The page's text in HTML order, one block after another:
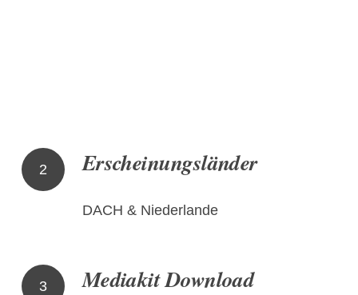
2 Erscheinungsländer
DACH & Niederlande
3 Mediakit Download